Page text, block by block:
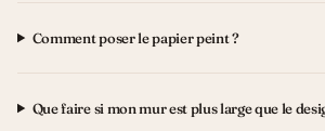
Comment poser le papier peint ?
Que faire si mon mur est plus large que le